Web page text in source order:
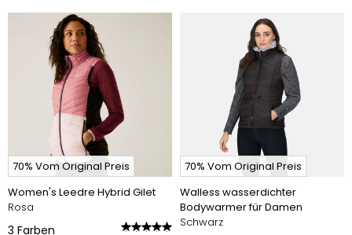
70% Vom Original Preis
Women's Leedre Hybrid Gilet
Rosa
3 Farben
70% Vom Original Preis
Walless wasserdichter
Bodywarmer für Damen
Schwarz